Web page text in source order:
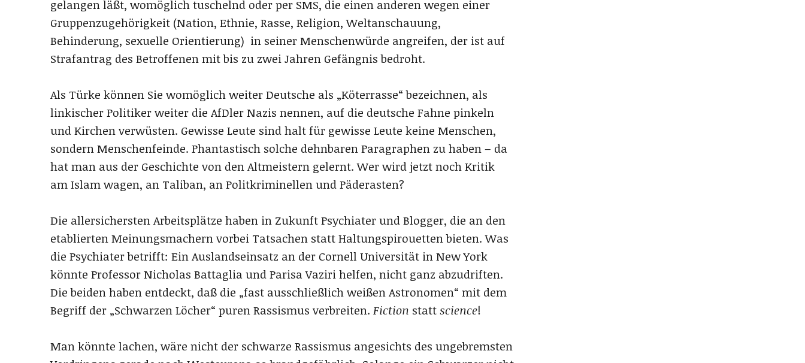
gelangen läßt, womöglich tuschelnd oder per SMS, die einen anderen wegen einer
Gruppenzugehörigkeit (Nation, Ethnie, Rasse, Religion, Weltanschauung,
Behinderung, sexuelle Orientierung) in seiner Menschenwürde angreifen, der ist auf
Strafantrag des Betroffenen mit bis zu zwei Jahren Gefängnis bedroht.
Als Türke können Sie womöglich weiter Deutsche als „Köterrasse“ bezeichnen, als
linkischer Politiker weiter die AfDler Nazis nennen, auf die deutsche Fahne pinkeln
und Kirchen verwüsten. Gewisse Leute sind halt für gewisse Leute keine Menschen,
sondern Menschenfeinde. Phantastisch solche dehnbaren Paragraphen zu haben – da
hat man aus der Geschichte von den Altmeistern gelernt. Wer wird jetzt noch Kritik
am Islam wagen, an Taliban, an Politkriminellen und Päderasten?
Die allersichersten Arbeitsplätze haben in Zukunft Psychiater und Blogger, die an den
etablierten Meinungsmachern vorbei Tatsachen statt Haltungspirouetten bieten. Was
die Psychiater betrifft: Ein Auslandseinsatz an der Cornell Universität in New York
könnte Professor Nicholas Battaglia und Parisa Vaziri helfen, nicht ganz abzudriften.
Die beiden haben entdeckt, daß die „fast ausschließlich weißen Astronomen“ mit dem
Begriff der „Schwarzen Löcher“ puren Rassismus verbreiten. Fiction stattscience!
Man könnte lachen, wäre nicht der schwarze Rassismus angesichts des ungebremsten